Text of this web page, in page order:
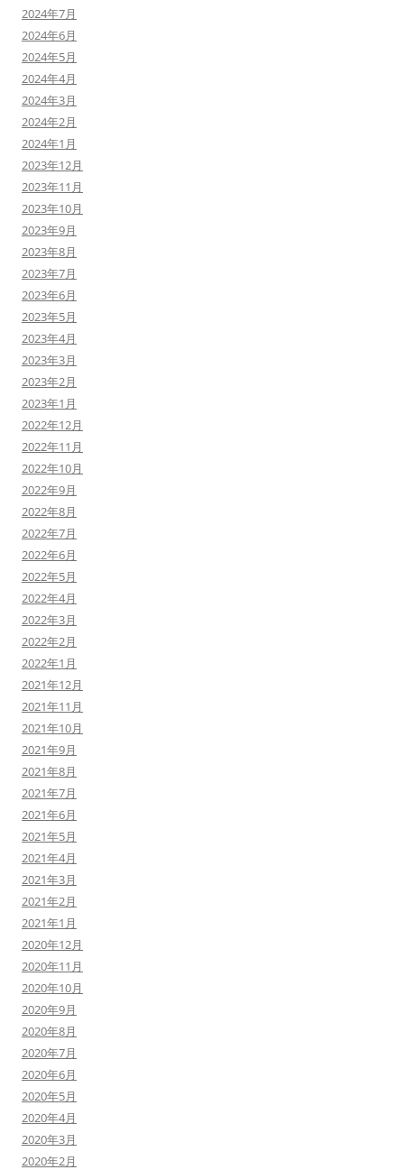
2024年7月
2024年6月
2024年5月
2024年4月
2024年3月
2024年2月
2024年1月
2023年12月
2023年11月
2023年10月
2023年9月
2023年8月
2023年7月
2023年6月
2023年5月
2023年4月
2023年3月
2023年2月
2023年1月
2022年12月
2022年11月
2022年10月
2022年9月
2022年8月
2022年7月
2022年6月
2022年5月
2022年4月
2022年3月
2022年2月
2022年1月
2021年12月
2021年11月
2021年10月
2021年9月
2021年8月
2021年7月
2021年6月
2021年5月
2021年4月
2021年3月
2021年2月
2021年1月
2020年12月
2020年11月
2020年10月
2020年9月
2020年8月
2020年7月
2020年6月
2020年5月
2020年4月
2020年3月
2020年2月